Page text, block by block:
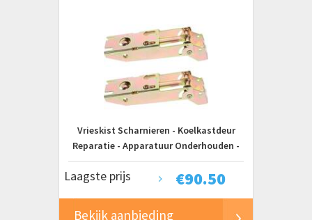
Vrieskist Scharnieren - Koelkastdeur
Reparatie - Apparatuur Onderhouden -
Veer en Kap - 17.2 cm - Goud
€90.50
Laagste prijs
Bekijk aanbieding